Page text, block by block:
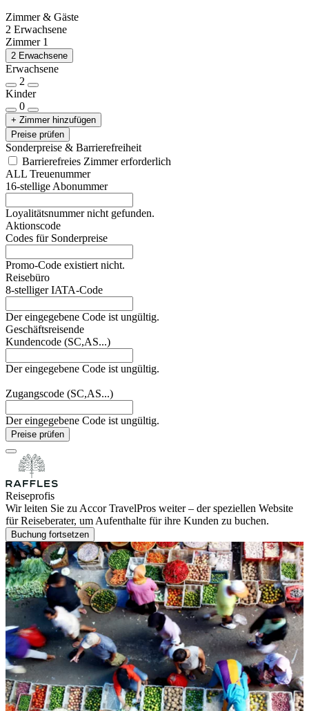
Zimmer & Gäste
2 Erwachsene
Zimmer 1
2 Erwachsene
Erwachsene
2
Kinder
0
+ Zimmer hinzufügen
Preise prüfen
Sonderpreise & Barrierefreiheit
Barrierefreies Zimmer erforderlich
ALL Treuenummer
16-stellige Abonummer
Loyalitätsnummer nicht gefunden.
Aktionscode
Codes für Sonderpreise
Promo-Code existiert nicht.
Reisebüro
8-stelliger IATA-Code
Der eingegebene Code ist ungültig.
Geschäftsreisende
Kundencode (SC,AS...)
Der eingegebene Code ist ungültig.
Zugangscode (SC,AS...)
Der eingegebene Code ist ungültig.
Preise prüfen
Reiseprofis
Wir leiten Sie zu Accor TravelPros weiter – der speziellen Website
für Reiseberater, um Aufenthalte für ihre Kunden zu buchen.
Buchung fortsetzen